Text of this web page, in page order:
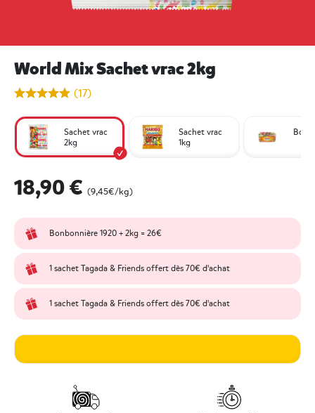
World Mix Sachet vrac 2kg
undefined out of 5 Customer Rating
(17)
Sachet vrac
2kg
Sachet vrac
1kg
18,90 € (9,45€/kg)
Bonbonnière 1920 + 2kg = 26€
1 sachet Tagada & Friends offert dès 70€ d'achat
1 sachet Tagada & Friends offert dès 70€ d'achat